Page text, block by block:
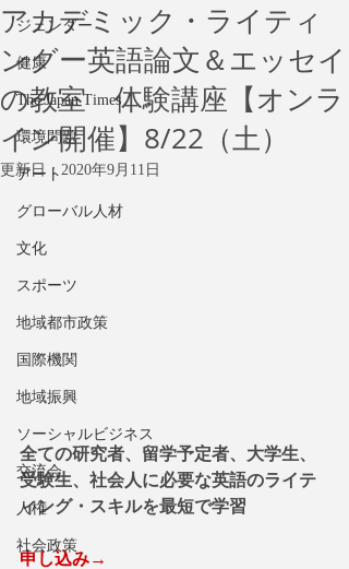
ジェンダー
健康
The Japan Times
環境問題
アート
グローバル人材
文化
スポーツ
地域都市政策
国際機関
地域振興
ソーシャルビジネス
交流会
人権
社会政策
アカデミック・ライティ
ングー英語論文＆エッセイ
の教室 体験講座【オンラ
イン開催】8/22（土）
更新日： 2020年9月11日
全ての研究者、留学予定者、大学生、
受験生、社会人に必要な英語のライテ
ィング・スキルを最短で学習
申し込み→